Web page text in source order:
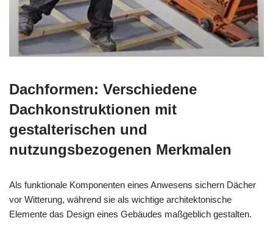
Dachformen: Verschiedene
Dachkonstruktionen mit
gestalterischen und
nutzungsbezogenen Merkmalen
Als funktionale Komponenten eines Anwesens sichern Dächer
vor Witterung, während sie als wichtige architektonische
Elemente das Design eines Gebäudes maßgeblich gestalten.